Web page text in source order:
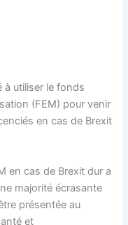
à utiliser le fonds
(FEM) pour venir
en cas de Brexit
en cas de Brexit dur a
majorité écrasante
présentée au
et